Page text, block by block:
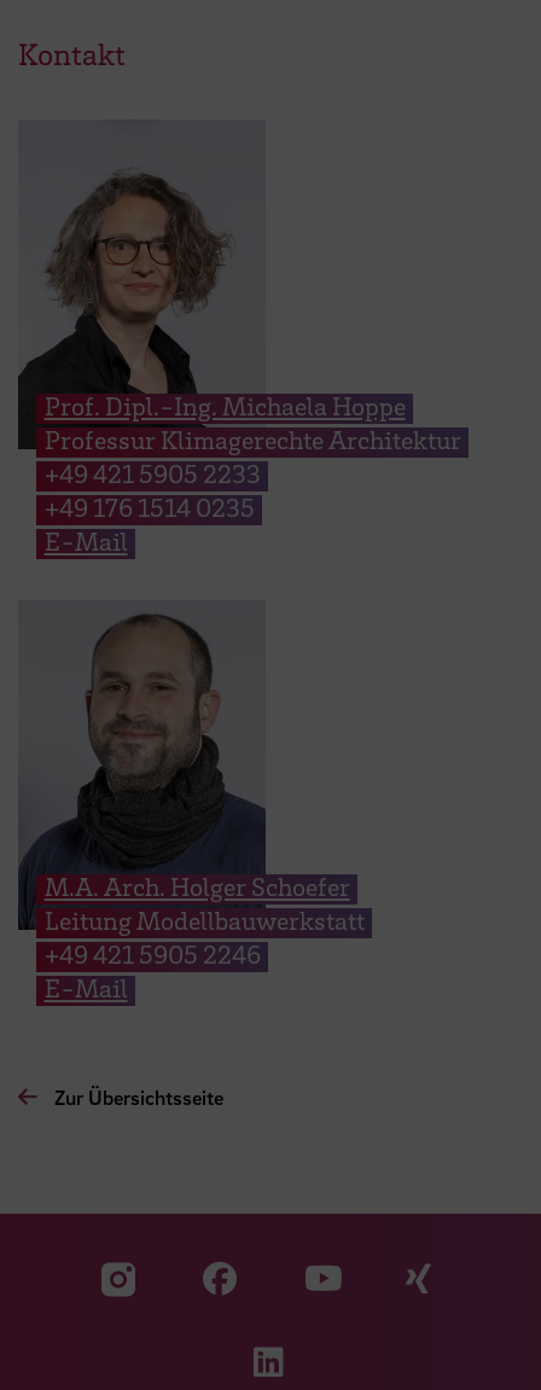
Kontakt
Prof. Dipl.-Ing. Michaela Hoppe
Professur Klimagerechte Architektur
+49 421 5905 2233
+49 176 1514 0235
E-Mail
M.A. Arch. Holger Schoefer
Leitung Modellbauwerkstatt
+49 421 5905 2246
E-Mail
Zur Übersichtsseite
Zu unserer Facebook
Zu
Zu unserer